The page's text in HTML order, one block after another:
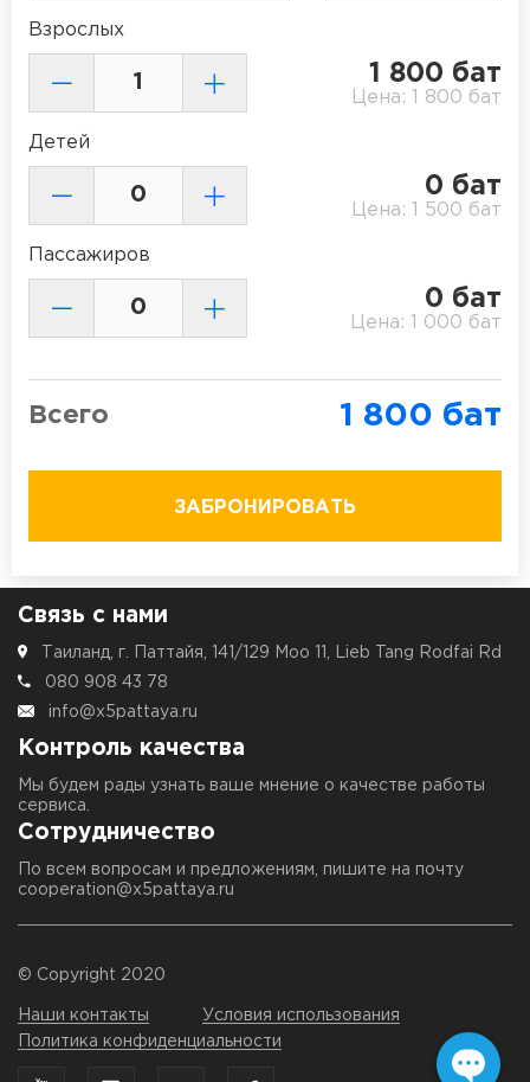
Взрослых
1 800 бат
Цена: 1 800 бат
Детей
0 бат
Цена: 1 500 бат
Пассажиров
0 бат
Цена: 1 000 бат
Всего 1 800 бат
ЗАБРОНИРОВАТЬ
Связь с нами
Таиланд, г. Паттайя, 141/129 Moo 11, Lieb Tang Rodfai Rd
080 908 43 78
info@x5pattaya.ru
Контроль качества
Мы будем рады узнать ваше мнение о качестве работы
сервиса.
Сотрудничество
По всем вопросам и предложениям, пишите на почту
cooperation@x5pattaya.ru
© Copyright 2020
Наши контакты
Условия использования
Политика конфиденциальности